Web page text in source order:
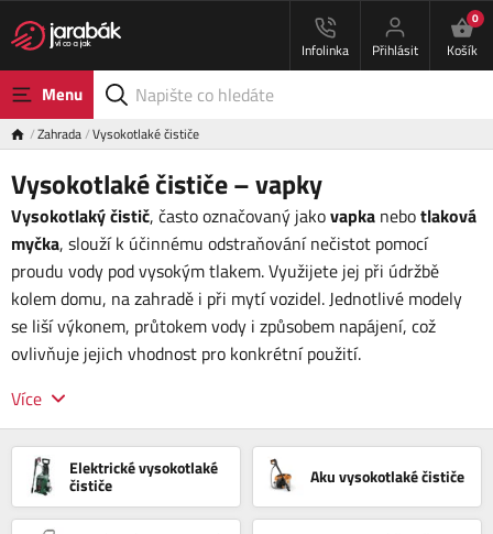
Infolinka Přihlásit
0
Košík
Menu
Zahrada Vysokotlaké čističe
Vysokotlaké čističe – vapky
Vysokotlaký čistič, často označovaný jakovapka nebotlaková
myčka, slouží k účinnému odstraňování nečistot pomocí
proudu vody pod vysokým tlakem. Využijete jej při údržbě
kolem domu, na zahradě i při mytí vozidel. Jednotlivé modely
se liší výkonem, průtokem vody i způsobem napájení, což
ovlivňuje jejich vhodnost pro konkrétní použití.
Více
Elektrické vysokotlaké
čističe Aku vysokotlaké čističe